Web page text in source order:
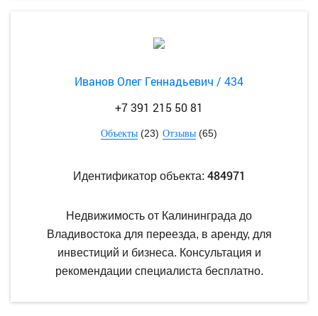
Иванов Олег Геннадьевич / 434
+7 391 215 50 81
Объекты (23) Отзывы (65)
Идентификатор объекта: 484971
Недвижимость от Калининграда до
Владивостока для переезда, в аренду, для
инвестиций и бизнеса. Консультация и
рекомендации специалиста бесплатно.